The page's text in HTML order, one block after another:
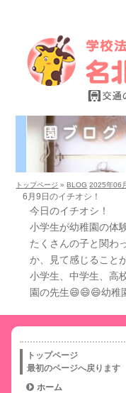
トップページ »BLOG 2025年06
6月9日のイチオシ！
今日のイチオシ！
小学生が幼稚園の体
たくさんの子と関わ
か、見て感じるこ
小学生、中学生、高
園の先生😄😄😄幼稚
トップページ
最初のページへ戻ります
ホーム